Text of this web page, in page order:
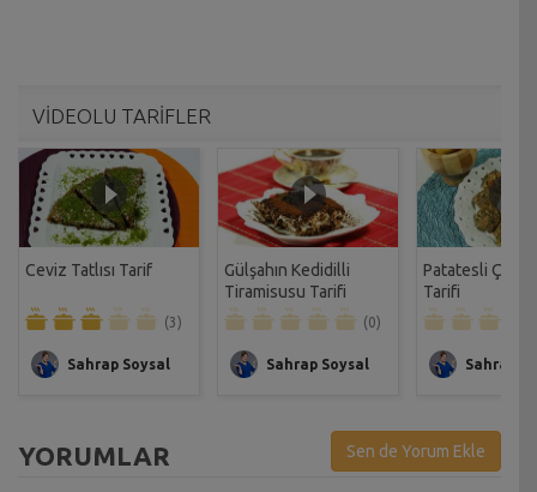
VİDEOLU TARİFLER
Ceviz Tatlısı Tarif
(3)
Sahrap Soysal
Gülşahın Kedidilli
Tiramisusu Tarifi
(0)
Sahrap Soysal
Patatesli Çıtır
Tarifi
Sahrap
YORUMLAR Sen de Yorum Ekle